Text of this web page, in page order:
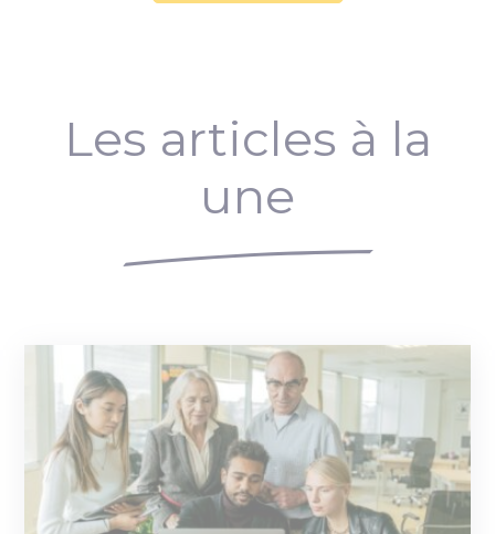
Les articles à la
une